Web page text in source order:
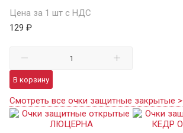
Цена за 1 шт с НДС
129 ₽
В корзину
Смотреть все очки защитные закрытые >